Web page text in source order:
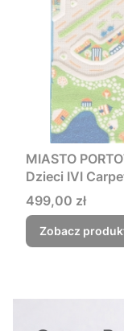
MIASTO
Dzieci IVI
Cena
499,00 zł
Zobacz